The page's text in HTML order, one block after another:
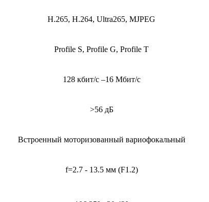
H.265, H.264, Ultra265, MJPEG
Profile S, Profile G, Profile Т
128 кбит/с –16 Мбит/с
>56 дБ
Встроенный моторизованный вариофокальный
f=2.7 - 13.5 мм (F1.2)